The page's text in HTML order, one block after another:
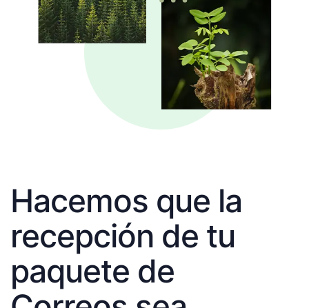
Hacemos que la
recepción de tu
paquete de